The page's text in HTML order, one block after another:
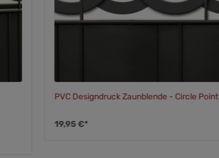
PVC Designdruck Zaunblende - Circle Point
19,95 €*